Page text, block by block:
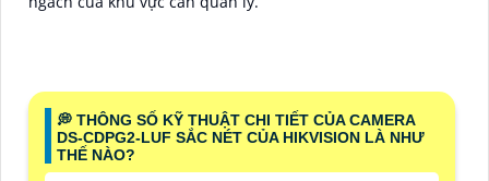
️💭 THÔNG SỐ KỸ THUẬT CHI TIẾT CỦA CAMERA
DS-CDPG2-LUF SẮC NÉT CỦA HIKVISION LÀ NHƯ
THẾ NÀO?